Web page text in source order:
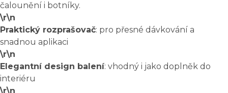
čalounění i botníky.
\r\n
Praktický rozprašovač: pro přesné dávkování a
snadnou aplikaci
\r\n
Elegantní design balení: vhodný i jako doplněk do
interiéru
\r\n